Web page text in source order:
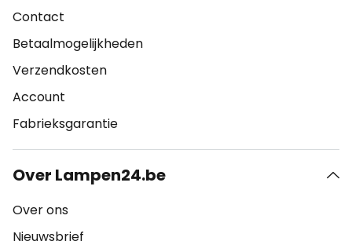
Contact
Betaalmogelijkheden
Verzendkosten
Account
Fabrieksgarantie
Over Lampen24.be
Over ons
Nieuwsbrief